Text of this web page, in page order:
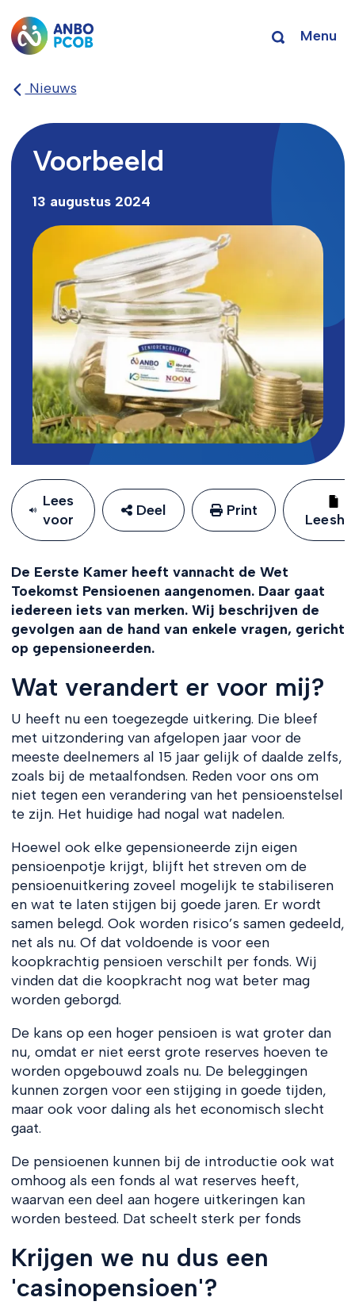
Menu
Nieuws
Voorbeeld
13 augustus 2024
Lees
voor
Deel Print
De Eerste Kamer heeft vannacht de Wet
Toekomst Pensioenen aangenomen. Daar gaat
iedereen iets van merken. Wij beschrijven de
gevolgen aan de hand van enkele vragen, gericht
op gepensioneerden.
Wat verandert er voor mij?
U heeft nu een toegezegde uitkering. Die bleef
met uitzondering van afgelopen jaar voor de
meeste deelnemers al 15 jaar gelijk of daalde zelfs,
zoals bij de metaalfondsen. Reden voor ons om
niet tegen een verandering van het pensioenstelsel
te zijn. Het huidige had nogal wat nadelen.
Hoewel ook elke gepensioneerde zijn eigen
pensioenpotje krijgt, blijft het streven om de
pensioenuitkering zoveel mogelijk te stabiliseren
en wat te laten stijgen bij goede jaren. Er wordt
samen belegd. Ook worden risico’s samen gedeeld,
net als nu. Of dat voldoende is voor een
koopkrachtig pensioen verschilt per fonds. Wij
vinden dat die koopkracht nog wat beter mag
worden geborgd.
De kans op een hoger pensioen is wat groter dan
nu, omdat er niet eerst grote reserves hoeven te
worden opgebouwd zoals nu. De beleggingen
kunnen zorgen voor een stijging in goede tijden,
maar ook voor daling als het economisch slecht
gaat.
De pensioenen kunnen bij de introductie ook wat
omhoog als een fonds al wat reserves heeft,
waarvan een deel aan hogere uitkeringen kan
worden besteed. Dat scheelt sterk per fonds
Krijgen we nu dus een
'casinopensioen'?